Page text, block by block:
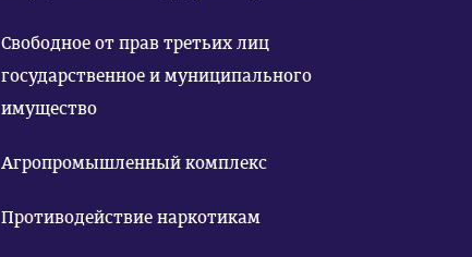
Свободное от прав третьих лиц
государственное и муниципального
имущество
Агропромышленный комплекс
Противодействие наркотикам